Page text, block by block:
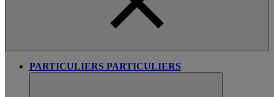
PARTICULIERS PARTICULIERS